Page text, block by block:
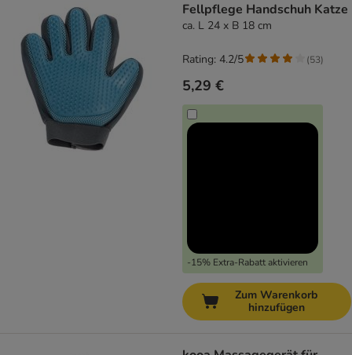
Fellpflege Handschuh Katze
ca. L 24 x B 18 cm
5,29 €
-15% Extra-Rabatt aktivieren
Rating: 4.2/5 (53)
Zum Warenkorb
hinzufügen